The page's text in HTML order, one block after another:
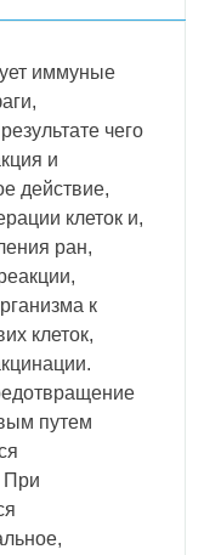
иммуные
чего
и
действие,
клеток и,
ран,
к
клеток,
путем
При